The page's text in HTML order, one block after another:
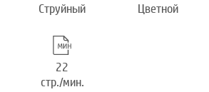
Струйный Цветной
22
стр./мин.